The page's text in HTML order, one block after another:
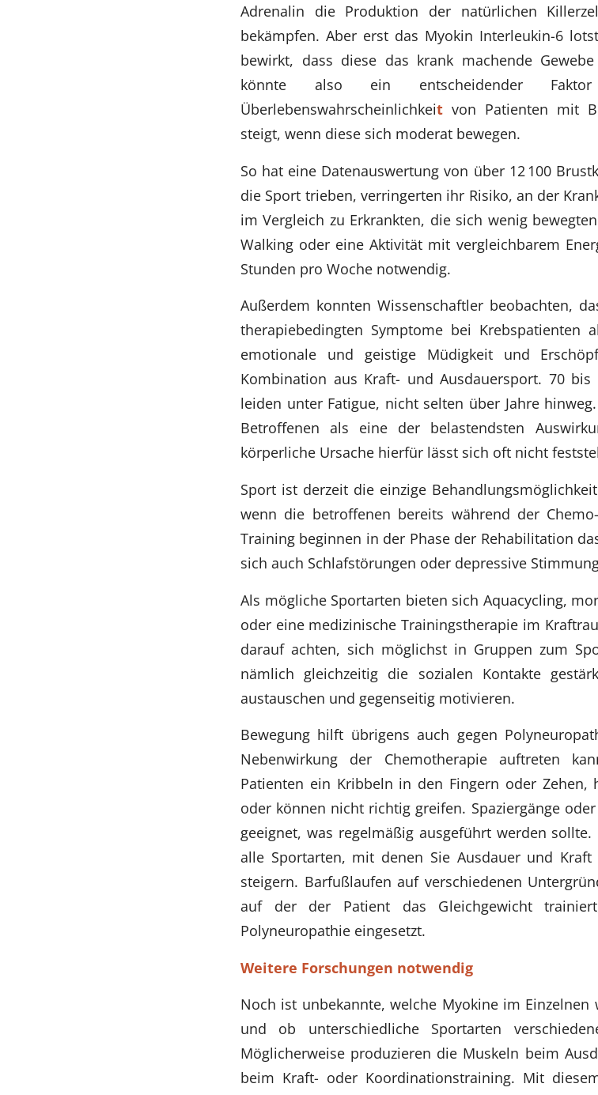
Adrenalin die Produktion der natürlichen
bekämpfen. Aber erst das Myokin Interleukin-6
bewirkt, dass diese das krank machende
könnte also ein entscheidender
Überlebenswahrscheinlichkeit von Patienten mit
steigt, wenn diese sich moderat bewegen.
So hat eine Datenauswertung von über 12 100
die Sport trieben, verringerten ihr Risiko, an der
im Vergleich zu Erkrankten, die sich wenig
Walking oder eine Aktivität mit vergleichbarem
Stunden pro Woche notwendig.
Außerdem konnten Wissenschaftler beobachten,
therapiebedingten Symptome bei Krebspatienten
emotionale und geistige Müdigkeit und
Kombination aus Kraft- und Ausdauersport. 70 bis
leiden unter Fatigue, nicht selten über Jahre
Betroffenen als eine der belastendsten
körperliche Ursache hierfür lässt sich oft nicht
Sport ist derzeit die einzige
wenn die betroffenen bereits während der
Training beginnen in der Phase der Rehabilitation
sich auch Schlafstörungen oder depressive
Als mögliche Sportarten bieten sich Aquacycling,
oder eine medizinische Trainingstherapie im
darauf achten, sich möglichst in Gruppen zum
nämlich gleichzeitig die sozialen Kontakte
austauschen und gegenseitig motivieren.
Bewegung hilft übrigens auch gegen
Nebenwirkung der Chemotherapie auftreten
Patienten ein Kribbeln in den Fingern oder Zehen,
oder können nicht richtig greifen. Spaziergänge
geeignet, was regelmäßig ausgeführt werden
alle Sportarten, mit denen Sie Ausdauer und
steigern. Barfußlaufen auf verschiedenen
auf der der Patient das Gleichgewicht
Polyneuropathie eingesetzt.
Weitere Forschungen notwendig
Noch ist unbekannte, welche Myokine im Einzelnen
und ob unterschiedliche Sportarten
Möglicherweise produzieren die Muskeln beim
beim Kraft- oder Koordinationstraining. Mit